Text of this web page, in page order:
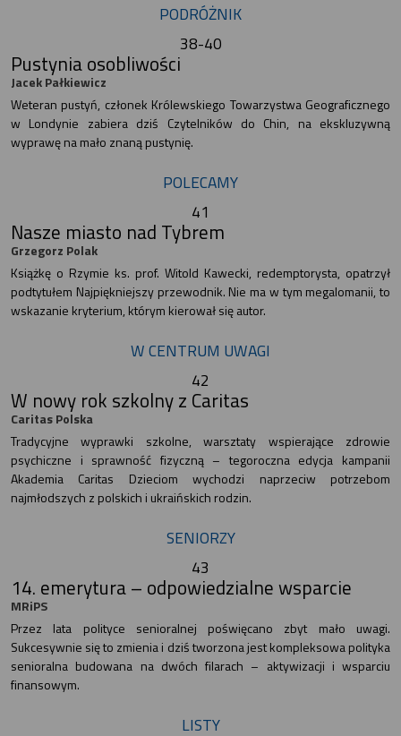
PODRÓŻNIK
38-40
Pustynia osobliwości
Jacek Pałkiewicz
Weteran pustyń, członek Królewskiego Towarzystwa Geograficznego
w Londynie zabiera dziś Czytelników do Chin, na ekskluzywną
wyprawę na mało znaną pustynię.
POLECAMY
41
Nasze miasto nad Tybrem
Grzegorz Polak
Książkę o Rzymie ks. prof. Witold Kawecki, redemptorysta, opatrzył
podtytułem Najpiękniejszy przewodnik. Nie ma w tym megalomanii, to
wskazanie kryterium, którym kierował się autor.
W CENTRUM UWAGI
42
W nowy rok szkolny z Caritas
Caritas Polska
Tradycyjne wyprawki szkolne, warsztaty wspierające zdrowie
psychiczne i sprawność fizyczną – tegoroczna edycja kampanii
Akademia Caritas Dzieciom wychodzi naprzeciw potrzebom
najmłodszych z polskich i ukraińskich rodzin.
SENIORZY
43
14. emerytura – odpowiedzialne wsparcie
MRiPS
Przez lata polityce senioralnej poświęcano zbyt mało uwagi.
Sukcesywnie się to zmienia i dziś tworzona jest kompleksowa polityka
senioralna budowana na dwóch filarach – aktywizacji i wsparciu
finansowym.
LISTY